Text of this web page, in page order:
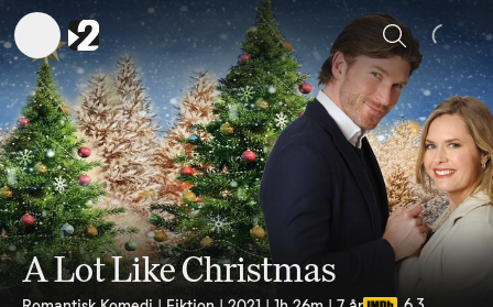
Sök
A Lot Like Christmas